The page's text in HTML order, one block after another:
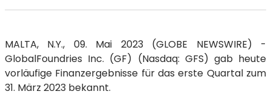
MALTA, N.Y., 09. Mai 2023 (GLOBE NEWSWIRE) -
GlobalFoundries Inc. (GF) (Nasdaq: GFS) gab heute
vorläufige Finanzergebnisse für das erste Quartal zum
31. März 2023 bekannt.